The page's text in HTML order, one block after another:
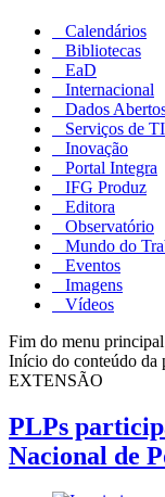
Calendários
Bibliotecas
EaD
Internacional
Dados
Serviços de TI
Inovação
Portal Integra
IFG Produz
Editora
Observatório
Mundo do
Eventos
Imagens
Vídeos
Fim do menu principal
Início do conteúdo da
EXTENSÃO
PLPs
Nacional de